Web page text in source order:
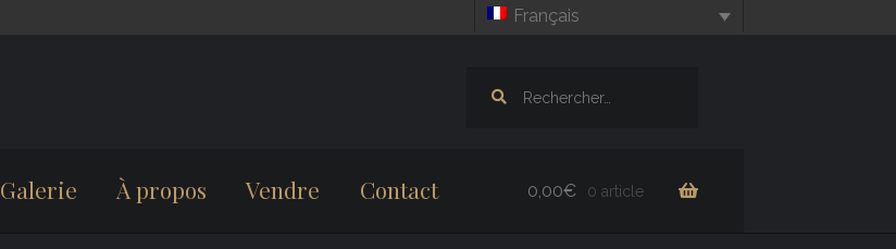
Français
Galerie À propos Vendre Contact 0,00€ 0 article